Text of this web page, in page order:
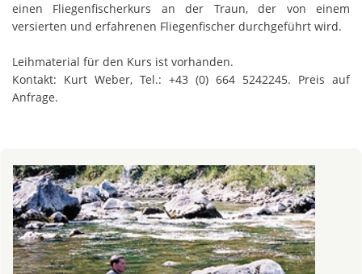
einen Fliegenfischerkurs an der Traun, der von einem
versierten und erfahrenen Fliegenfischer durchgeführt wird.
Leihmaterial für den Kurs ist vorhanden.
Kontakt: Kurt Weber, Tel.: +43 (0) 664 5242245. Preis auf
Anfrage.